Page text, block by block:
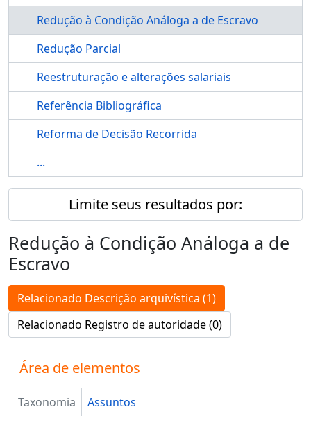
Redução à Condição Análoga a de Escravo
Redução Parcial
Reestruturação e alterações salariais
Referência Bibliográfica
Reforma de Decisão Recorrida
...
Limite seus resultados por:
Redução à Condição Análoga a de
Escravo
Relacionado Descrição arquivística (1)
Relacionado Registro de autoridade (0)
Área de elementos
Taxonomia Assuntos